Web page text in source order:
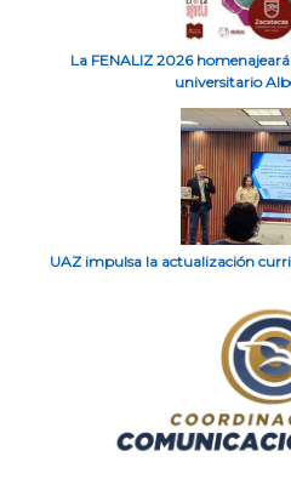
La FENALIZ 2026
universitario
UAZ impulsa la actualización